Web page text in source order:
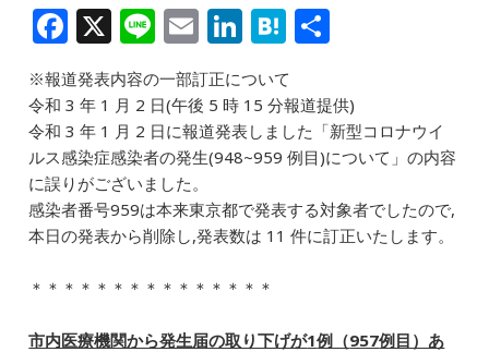
F
a
c
e
b
o
o
k
X Li
n
e
E
m
ai
l
Li
k
e
dI
n
H
at
e
n
a
※報道発表内容の一部訂正について
令和 3 年 1 月 2 日(午後 5 時 15 分報道提供)
令和 3 年 1 月 2 日に報道発表しました「新型コロナウイ
ルス感染症感染者の発生(948~959 例目)について」の内容
に誤りがございました。
感染者番号959は本来東京都で発表する対象者でしたので,
本日の発表から削除し,発表数は 11 件に訂正いたします。
＊＊＊＊＊＊＊＊＊＊＊＊＊＊＊
市内医療機関から発生届の取り下げが1例（957例目）あ